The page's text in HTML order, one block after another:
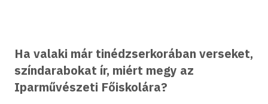
Ha valaki már tinédzserkorában verseket,
színdarabokat ír, miért megy az
Iparművészeti Főiskolára?